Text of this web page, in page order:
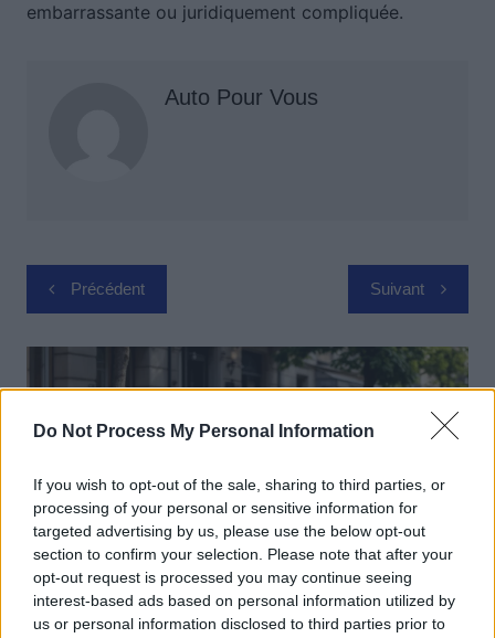
Do Not Process My Personal Information
If you wish to opt-out of the sale, sharing to third parties, or
processing of your personal or sensitive information for
targeted advertising by us, please use the below opt-out
section to confirm your selection. Please note that after your
opt-out request is processed you may continue seeing
interest-based ads based on personal information utilized by
us or personal information disclosed to third parties prior to
embarrassante ou juridiquement compliquée.
Auto Pour Vous
Navigation
de
l’article
Précédent Suivant
Actus Info